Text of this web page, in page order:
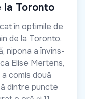
la Toronto
în optimile de
de la Toronto.
nipona a învins-
Elise Mertens,
comis două
dintre puncte